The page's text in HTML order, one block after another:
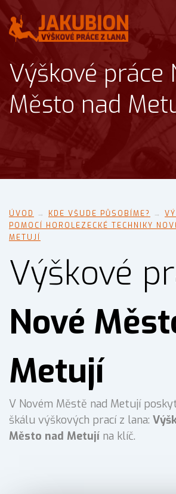
Výškové práce
Město nad
ÚVOD → KDE VŠUDE PŮSOBÍME? →
POMOCÍ HOROLEZECKÉ TECHNIKY
METUJÍ
Výškové
Nové
Metují
V Novém Městě nad Metují
škálu výškových prací z lana:
Město nad Metují na klíč.